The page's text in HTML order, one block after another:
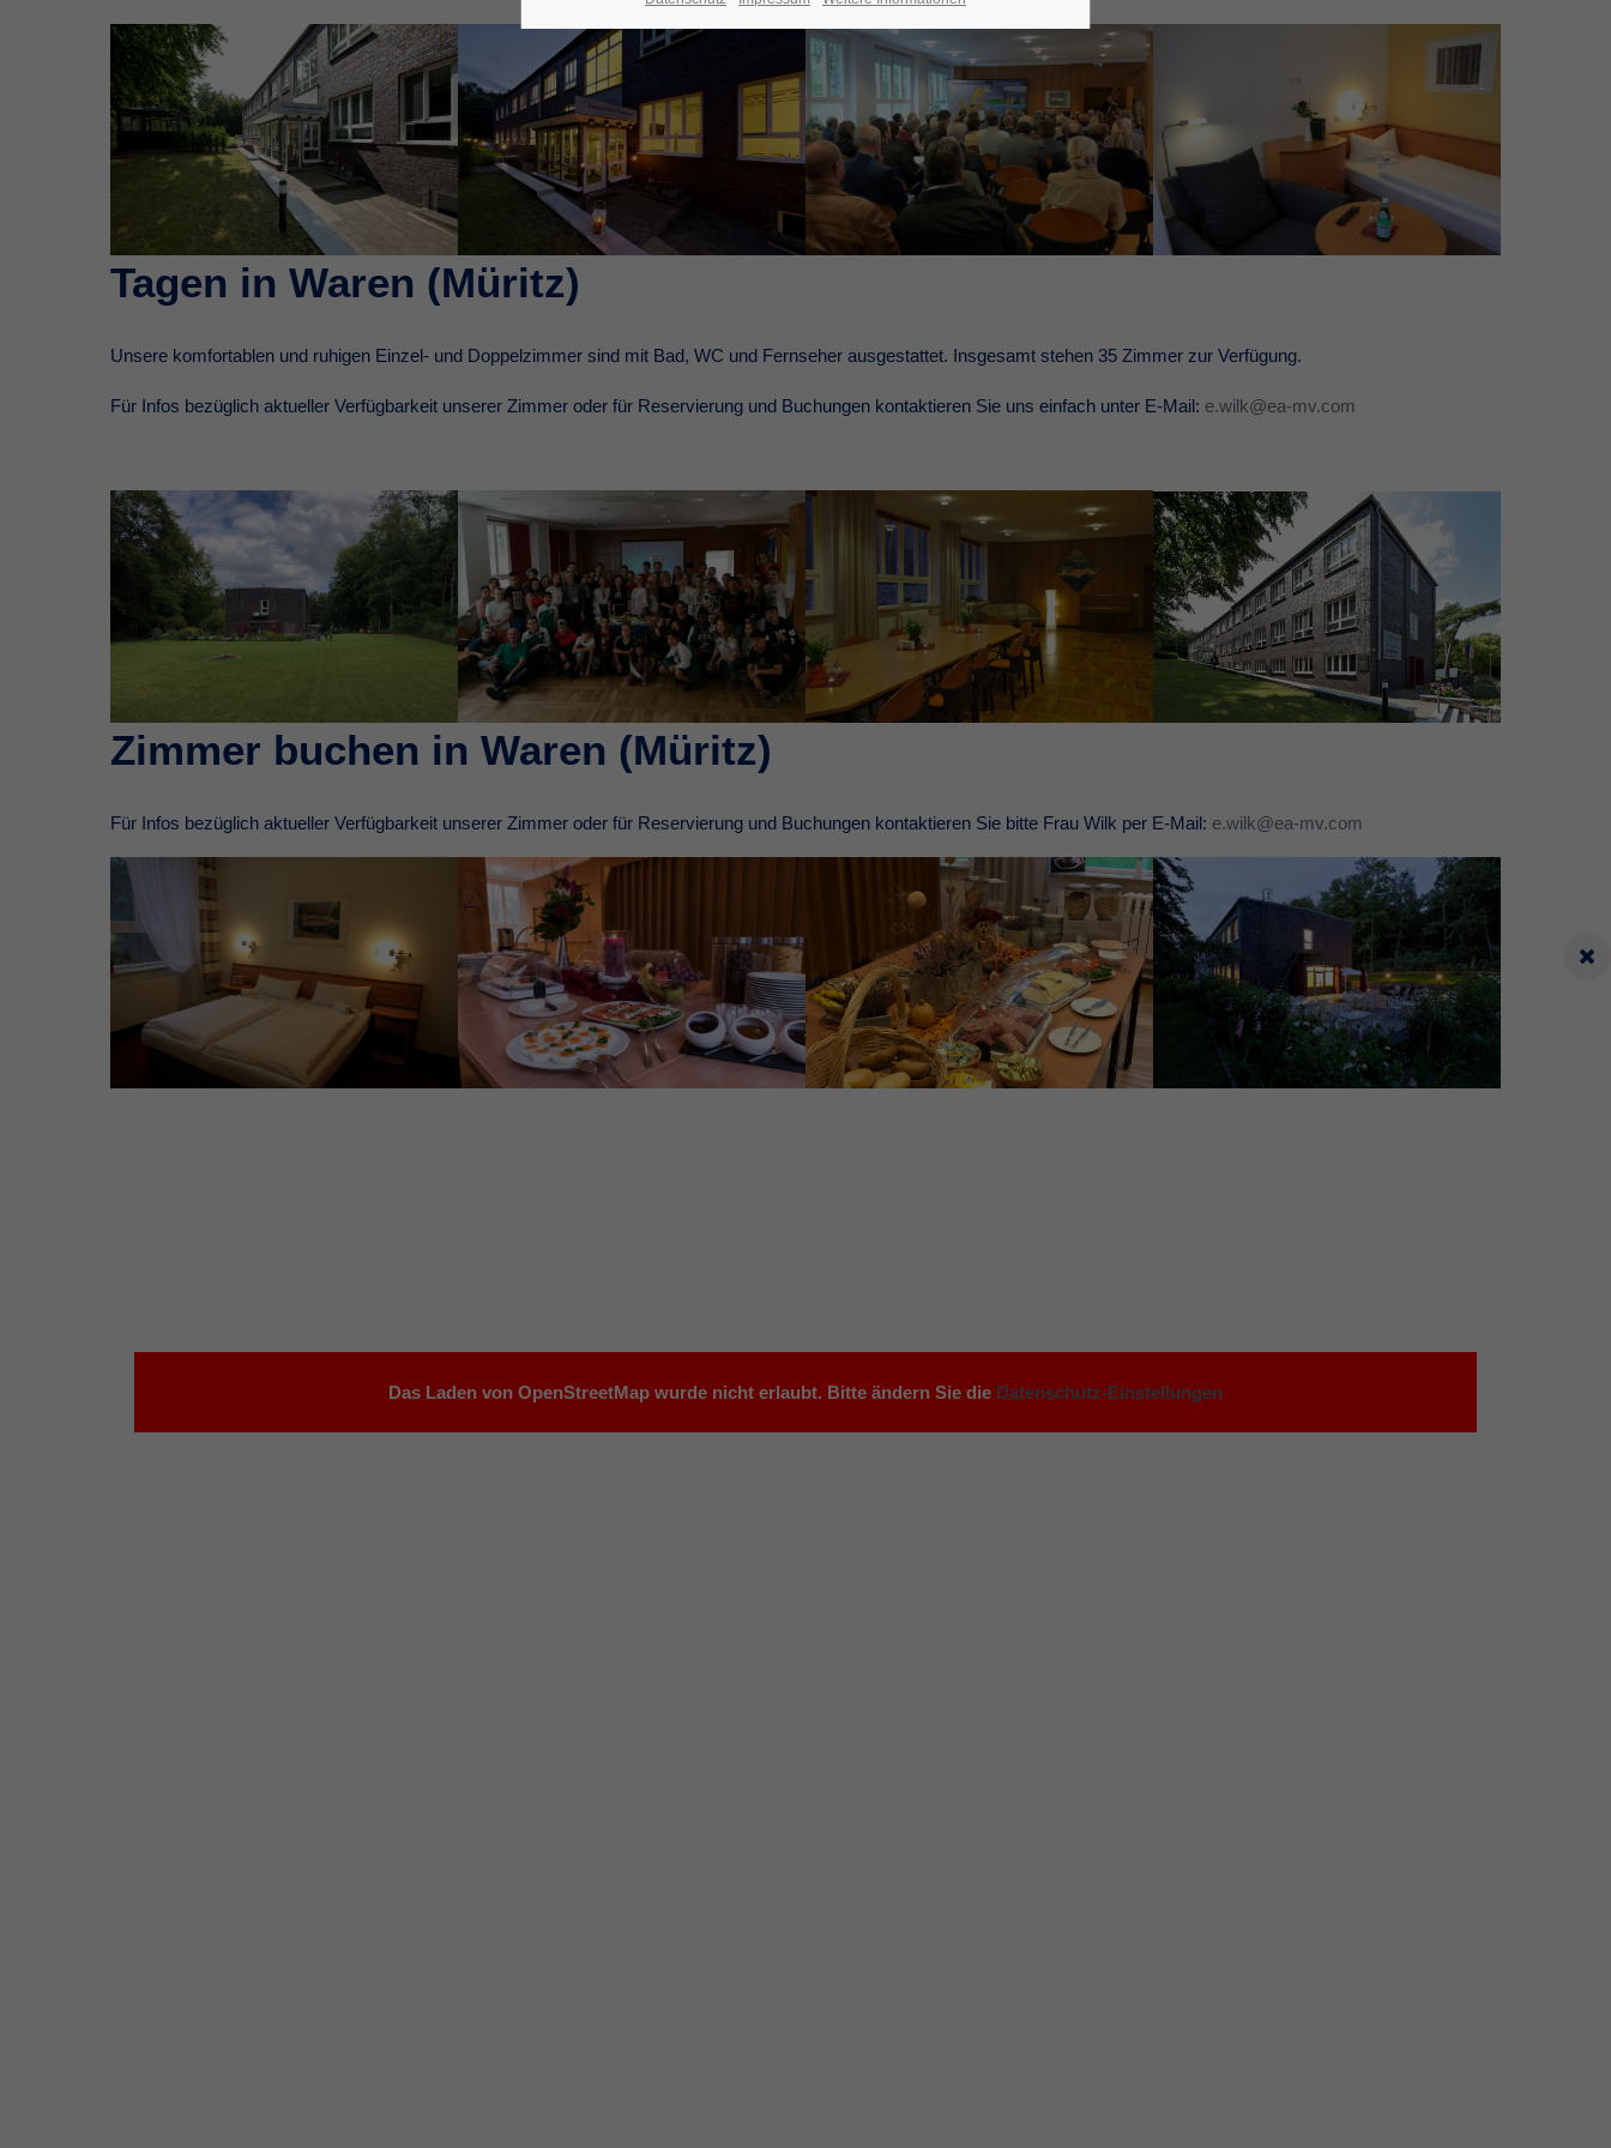
Tagen in Waren (Müritz)
Unsere komfortablen und ruhigen Einzel- und Doppelzimmer sind mit Bad, WC und Fernseher ausgestattet. Insgesamt stehen 35 Zimmer zur Verfügung.
Für Infos bezüglich aktueller Verfügbarkeit unserer Zimmer oder für Reservierung und Buchungen kontaktieren Sie uns einfach unter E-Mail: e.wilk@ea-mv.com
Zimmer buchen in Waren (Müritz)
Für Infos bezüglich aktueller Verfügbarkeit unserer Zimmer oder für Reservierung und Buchungen kontaktieren Sie bitte Frau Wilk per E-Mail: e.wilk@ea-mv.com
Das Laden von OpenStreetMap wurde nicht erlaubt. Bitte ändern Sie die Datenschutz-Einstellungen